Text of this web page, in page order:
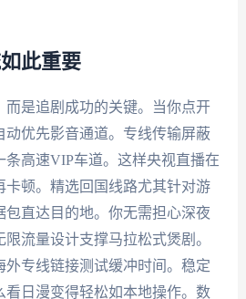
此重要
而是追剧成功的关键。当你点开
动优先影音通道。专线传输屏蔽
条高速VIP车道。这样央视直播在
卡顿。精选回国线路尤其针对游
包直达目的地。你无需担心深夜
流量设计支撑马拉松式煲剧。
外专线链接测试缓冲时间。稳定
看日漫变得轻松如本地操作。数